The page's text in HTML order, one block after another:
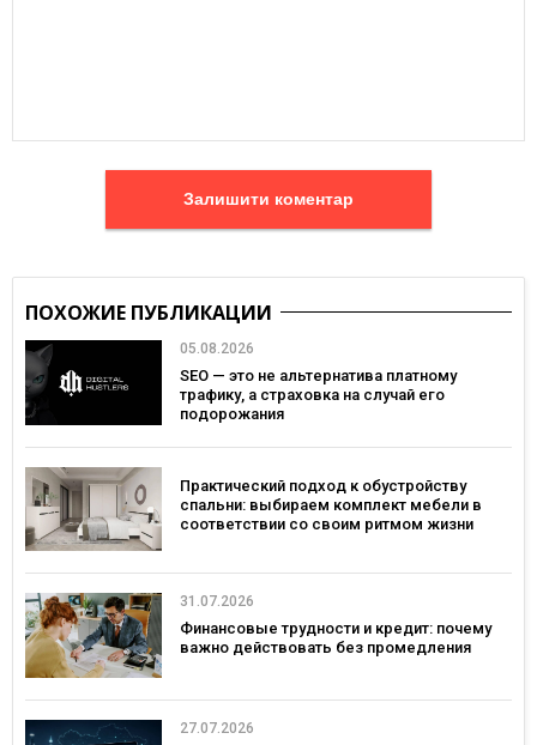
Залишити коментар
ПОХОЖИЕ ПУБЛИКАЦИИ
05.08.2026
SEO — это не альтернатива платному
трафику, а страховка на случай его
подорожания
Практический подход к обустройству
спальни: выбираем комплект мебели в
соответствии со своим ритмом жизни
31.07.2026
Финансовые трудности и кредит: почему
важно действовать без промедления
27.07.2026